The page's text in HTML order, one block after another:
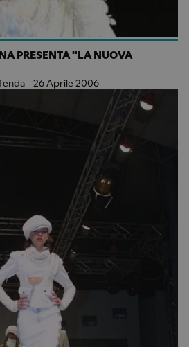
PRESENTA "LA NUOVA
- 26 Aprile 2006